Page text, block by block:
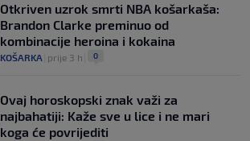
Otkriven uzrok smrti NBA košarkaša:
Brandon Clarke preminuo od
kombinacije heroina i kokaina
KOŠARKA prije 3 h 0
Ovaj horoskopski znak važi za
najbahatiji: Kaže sve u lice i ne mari
koga će povrijediti